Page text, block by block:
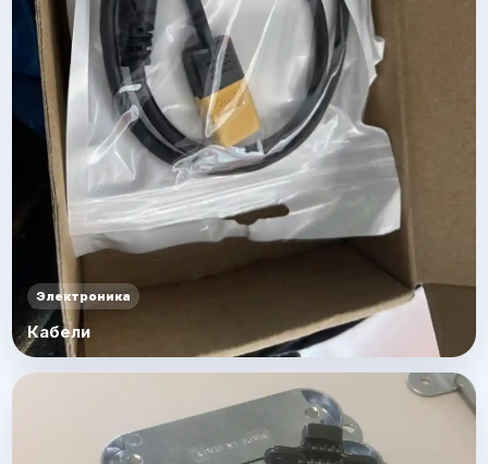
Электроника
Кабели